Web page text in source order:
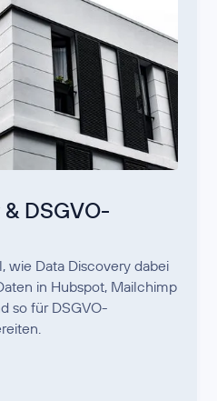
DSGVO-
wie Data Discovery dabei
in Hubspot, Mailchimp
so für DSGVO-